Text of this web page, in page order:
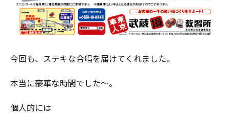
今回も、ステキな合唱を届けてくれました。
本当に豪華な時間でした～。
個人的には